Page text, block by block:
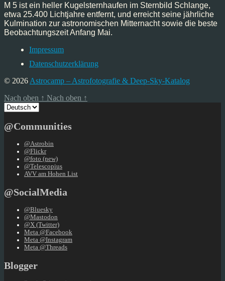
M 5 ist ein heller Kugelsternhaufen im Sternbild Schlange,
etwa 25.400 Lichtjahre entfernt, und erreicht seine jährliche
Kulmination zur astronomischen Mitternacht sowie die beste
Beobachtungszeit Anfang Mai.
Impressum
Datenschutzerklärung
© 2026 Astrocamp – Astrofotografie & Deep-Sky-Katalog
Nach oben ↑ Nach oben ↑
Sprache
auswählen
@Communities
@Astrobin
@Flickr
@foto (new)
@Telescopius
AVV am Hohen List
@SocialMedia
@Bluesky
@Mastodon
@X (Twitter)
Meta @Facebook
Meta @Instagram
Meta @Threads
Blogger